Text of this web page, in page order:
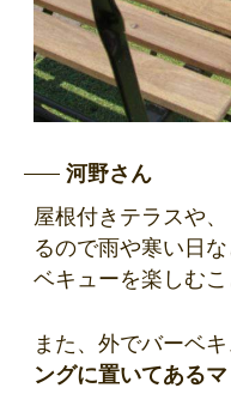
河野さん
屋根付きテラスや
るので雨や寒い日
ベキューを楽しむこ
また、外でバーベ
ングに置いてある